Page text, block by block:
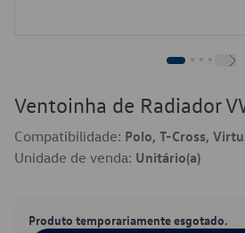
Ventoinha de Radiador
Compatibilidade: Polo, T-Cross,
Unidade de venda: Unitário(a)
Produto temporariamente esgotado.